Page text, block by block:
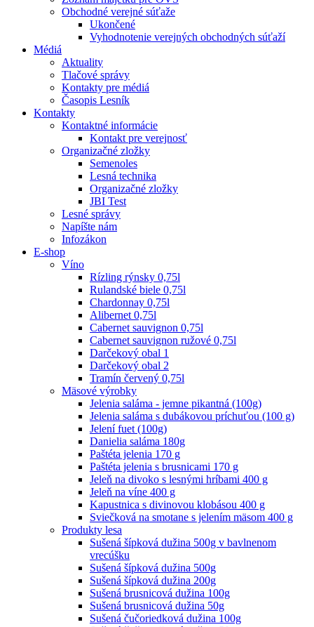
Obchodné verejné súťaže
Ukončené
Vyhodnotenie verejných obchodných súťaží
Médiá
Aktuality
Tlačové správy
Kontakty pre médiá
Časopis Lesník
Kontakty
Kontaktné informácie
Kontakt pre verejnosť
Organizačné zložky
Semenoles
Lesná technika
Organizačné zložky
JBI Test
Lesné správy
Napíšte nám
Infozákon
E-shop
Víno
Rízling rýnsky 0,75l
Rulandské biele 0,75l
Chardonnay 0,75l
Alibernet 0,75l
Cabernet sauvignon 0,75l
Cabernet sauvignon ružové 0,75l
Darčekový obal 1
Darčekový obal 2
Tramín červený 0,75l
Mäsové výrobky
Jelenia saláma - jemne pikantná (100g)
Jelenia saláma s dubákovou príchuťou (100 g)
Jelení fuet (100g)
Danielia saláma 180g
Paštéta jelenia 170 g
Paštéta jelenia s brusnicami 170 g
Jeleň na divoko s lesnými hríbami 400 g
Jeleň na víne 400 g
Kapustnica s divinovou klobásou 400 g
Sviečková na smotane s jelením mäsom 400 g
Produkty lesa
Sušená šípková dužina 500g v bavlnenom
vrecúšku
Sušená šípková dužina 500g
Sušená šípková dužina 200g
Sušená brusnicová dužina 100g
Sušená brusnicová dužina 50g
Sušená čučoriedková dužina 100g